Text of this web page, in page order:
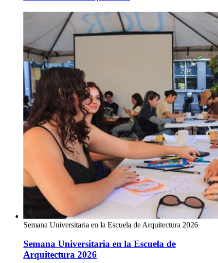
Semana Universitaria en la Escuela de Arquitectura 2026
Semana Universitaria en la Escuela de
Arquitectura 2026